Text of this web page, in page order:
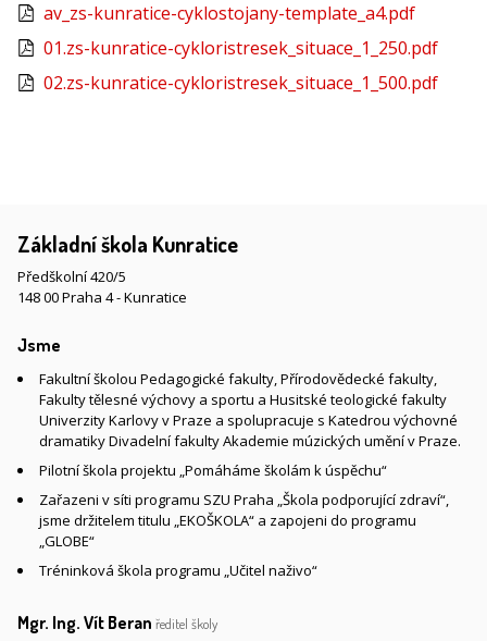
av_zs-kunratice-cyklostojany-template_a4.pdf
01.zs-kunratice-cykloristresek_situace_1_250.pdf
02.zs-kunratice-cykloristresek_situace_1_500.pdf
Základní škola Kunratice
Předškolní 420/5
148 00 Praha 4 - Kunratice
Jsme
Fakultní školou Pedagogické fakulty, Přírodovědecké fakulty,
Fakulty tělesné výchovy a sportu a Husitské teologické fakulty
Univerzity Karlovy v Praze a spolupracuje s Katedrou výchovné
dramatiky Divadelní fakulty Akademie múzických umění v Praze.
Pilotní škola projektu „Pomáháme školám k úspěchu“
Zařazeni v síti programu SZU Praha „Škola podporující zdraví“,
jsme držitelem titulu „EKOŠKOLA“ a zapojeni do programu
„GLOBE“
Tréninková škola programu „Učitel naživo“
Mgr. Ing. Vít Beran ředitel školy